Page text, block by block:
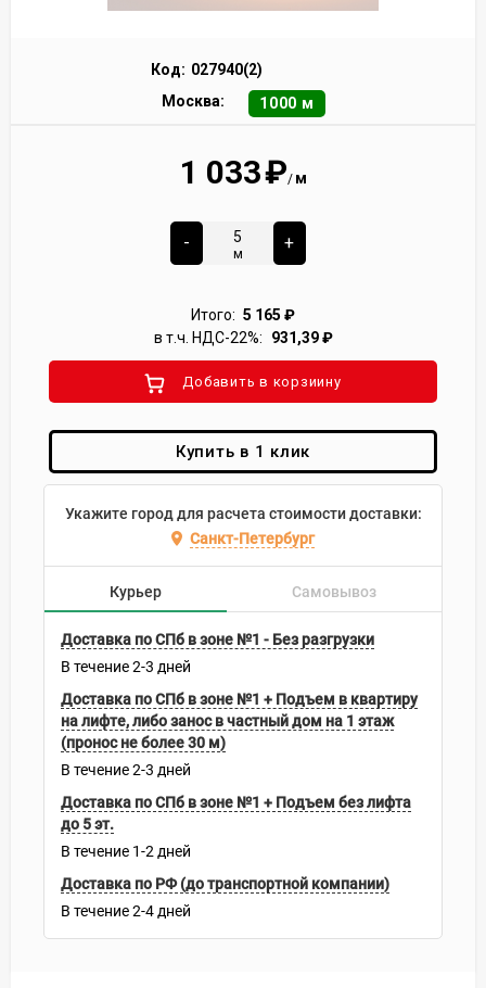
Код: 027940(2)
Москва:
1000 м
1 033₽/ м
-
м
+
Итого: 5 165 ₽
в т.ч. НДС-22%:
931,39₽
Добавить в корзиину
Купить в 1 клик
Укажите город для расчета стоимости доставки:
Санкт-Петербург
Курьер Самовывоз
Доставка по СПб в зоне №1 - Без разгрузки
В течение2-3 дней
Доставка по СПб в зоне №1 + Подъем в квартиру
на лифте, либо занос в частный дом на 1 этаж
(пронос не более 30 м)
В течение2-3 дней
Доставка по СПб в зоне №1 + Подъем без лифта
до 5 эт.
В течение 1-2 дней
Доставка по РФ (до транспортной компании)
В течение2-4 дней